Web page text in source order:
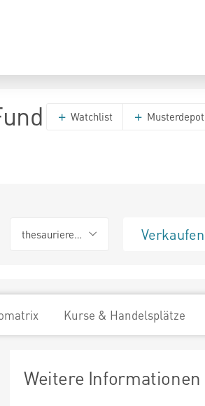
Watchlist Musterdepot
thesaurierend Verkaufen
Kurse & Handelsplätze
Weitere Informationen